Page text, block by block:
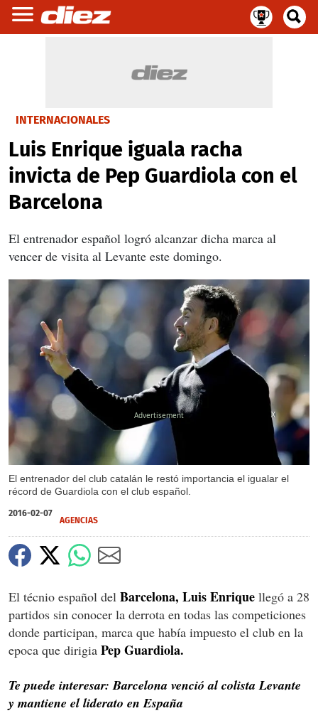
INTERNACIONALES
Luis Enrique iguala racha
invicta de Pep Guardiola con el
Barcelona
El entrenador español logró alcanzar dicha marca al
vencer de visita al Levante este domingo.
El entrenador del club catalán le restó importancia el igualar el
récord de Guardiola con el club español.
X
2016-02-07
AGENCIAS
El técnio español del Barcelona, Luis Enrique llegó a 28
partidos sin conocer la derrota en todas las competiciones
donde participan, marca que había impuesto el club en la
epoca que dirigia Pep Guardiola.
Te puede interesar: Barcelona venció al colista Levante
y mantiene el liderato en España